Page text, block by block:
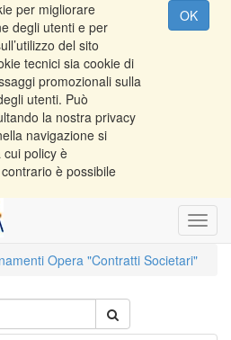
per migliorare
degli utenti e per
del sito
tecnici sia cookie di
promozionali sulla
utenti. Può
la nostra privacy
navigazione si
cui policy è
è possibile
OK
Opera "Contratti Societari"